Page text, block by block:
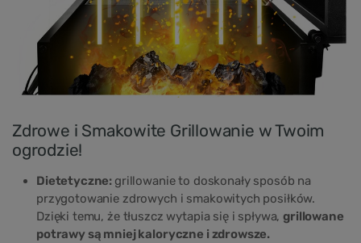
Zdrowe i Smakowite Grillowanie w Twoim
ogrodzie!
Dietetyczne: grillowanie to doskonały sposób na
przygotowanie zdrowych i smakowitych posiłków.
Dzięki temu, że tłuszcz wytapia się i spływa,grillowane
potrawy są mniej kaloryczne i zdrowsze.